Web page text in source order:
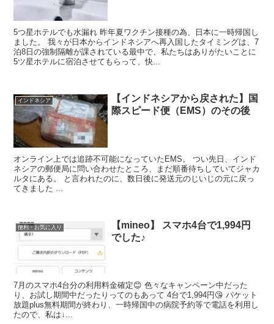
5つ星ホテルでも水漏れ 昨年夏ワクチン接種の為、日本に一時帰国し
ました。 我々が日本からインドネシアへ再入国したタイミングは、7
泊8日の強制隔離が課されている最中で、私たちはありがたいことに
5ツ星ホテルに宿泊させてもらって、快...
インドネシア
【インドネシアから戻された】国
際スピード便（EMS）のその後
オンライン上では追跡不可能になっていたEMS。 つい先日、インド
ネシアの郵便局に問い合わせたところ、まだ順番待ちしていてジャカ
ルタにある。 と言われたのに、数日後に発送元のじいじの元に戻っ
てきました ...
便利・お気に入り
【mineo】 スマホ4台で1,994円
でした♪
7月のスマホ4台分の利用料金確定😊 色々なキャンペーン中だった
り、お試し期間中だったりってのもあって 4台で1,994円😘 パケット
放題plus無料期間が終わり、一時帰国中の病院予約等で電話を利用し
たので、私は↓...